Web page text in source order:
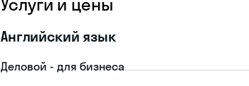
Услуги и цены
Английский язык
Деловой - для бизнеса